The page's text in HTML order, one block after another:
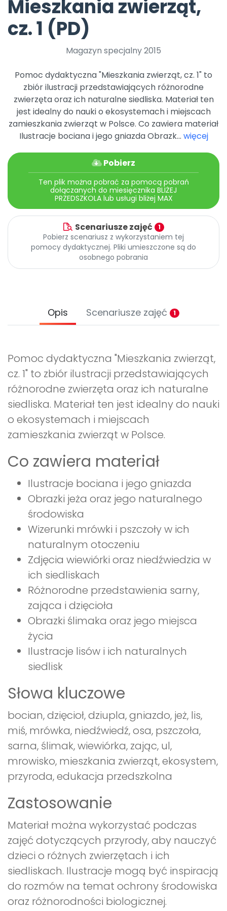
Pomoc
Promocje
Mieszkania zwierząt,
cz. 1 (PD)
Magazyn specjalny 2015
Pomoc dydaktyczna "Mieszkania zwierząt, cz. 1" to
zbiór ilustracji przedstawiających różnorodne
zwierzęta oraz ich naturalne siedliska. Materiał ten
jest idealny do nauki o ekosystemach i miejscach
zamieszkania zwierząt w Polsce. Co zawiera materiał
Ilustracje bociana i jego gniazda Obrazk... więcej
Pobierz
Ten plik można pobrać za pomocą pobrań
dołączanych do miesięcznika BLIŻEJ
PRZEDSZKOLA lub usługi bliżej MAX
Scenariusze zajęć 1
Pobierz scenariusz z wykorzystaniem tej
pomocy dydaktycznej. Pliki umieszczone są do
osobnego pobrania
Opis Scenariusze zajęć 1
Pomoc dydaktyczna "Mieszkania zwierząt,
cz. 1" to zbiór ilustracji przedstawiających
różnorodne zwierzęta oraz ich naturalne
siedliska. Materiał ten jest idealny do nauki
o ekosystemach i miejscach
zamieszkania zwierząt w Polsce.
Co zawiera materiał
Ilustracje bociana i jego gniazda
Obrazki jeża oraz jego naturalnego
środowiska
Wizerunki mrówki i pszczoły w ich
naturalnym otoczeniu
Zdjęcia wiewiórki oraz niedźwiedzia w
ich siedliskach
Różnorodne przedstawienia sarny,
zająca i dzięcioła
Obrazki ślimaka oraz jego miejsca
życia
Ilustracje lisów i ich naturalnych
siedlisk
Słowa kluczowe
bocian, dzięcioł, dziupla, gniazdo, jeż, lis,
miś, mrówka, niedźwiedź, osa, pszczoła,
sarna, ślimak, wiewiórka, zając, ul,
mrowisko, mieszkania zwierząt, ekosystem,
przyroda, edukacja przedszkolna
Zastosowanie
Materiał można wykorzystać podczas
zajęć dotyczących przyrody, aby nauczyć
dzieci o różnych zwierzętach i ich
siedliskach. Ilustracje mogą być inspiracją
do rozmów na temat ochrony środowiska
oraz różnorodności biologicznej.